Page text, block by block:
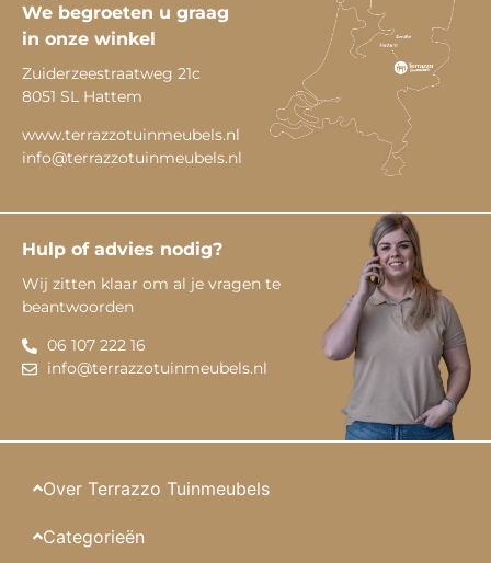
We begroeten u graag
in onze winkel
Zuiderzeestraatweg 21c
8051 SL Hattem
www.terrazzotuinmeubels.nl
info@terrazzotuinmeubels.nl
Hulp of advies nodig?
Wij zitten klaar om al je vragen te
beantwoorden
06 107 222 16
info@terrazzotuinmeubels.nl
Over Terrazzo Tuinmeubels
Categorieën